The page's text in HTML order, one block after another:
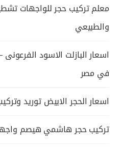
معلم تركيب حجر للواجهات
والطبيعي
اسعار البازلت الاسود
في مصر
اسعار الحجر الابيض توريد
تركيب حجر هاشمي هيصم